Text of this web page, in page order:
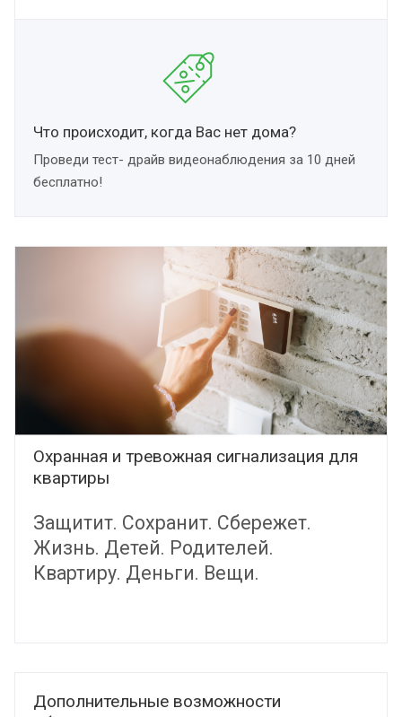
Что происходит, когда Вас нет дома?
Проведи тест- драйв видеонаблюдения за 10 дней
бесплатно!
Охранная и тревожная сигнализация для
квартиры
Защитит. Сохранит. Сбережет.
Жизнь. Детей. Родителей.
Квартиру. Деньги. Вещи.
Дополнительные возможности